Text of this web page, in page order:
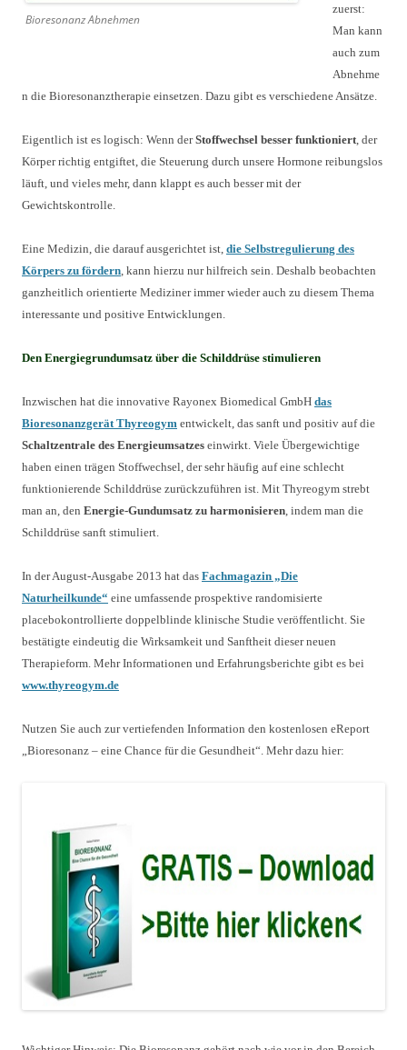
Bioresonanz Abnehmen
zuerst:
Man kann
auch zum
Abnehme
n die Bioresonanztherapie einsetzen. Dazu gibt es verschiedene Ansätze.
Eigentlich ist es logisch: Wenn derStoffwechsel besser funktioniert , der
Körper richtig entgiftet, die Steuerung durch unsere Hormone reibungslos
läuft, und vieles mehr, dann klappt es auch besser mit der
Gewichtskontrolle.
Eine Medizin, die darauf ausgerichtet ist, die Selbstregulierung des
Körpers zu fördern , kann hierzu nur hilfreich sein. Deshalb beobachten
ganzheitlich orientierte Mediziner immer wieder auch zu diesem Thema
interessante und positive Entwicklungen.
Den Energiegrundumsatz über die Schilddrüse stimulieren
Inzwischen hat die innovative Rayonex Biomedical GmbH das
Bioresonanzgerät Thyreogym entwickelt, das sanft und positiv auf die
Schaltzentrale des Energieumsatzes einwirkt. Viele Übergewichtige
haben einen trägen Stoffwechsel, der sehr häufig auf eine schlecht
funktionierende Schilddrüse zurückzuführen ist. Mit Thyreogym strebt
man an, den Energie-Gundumsatz zu harmonisieren , indem man die
Schilddrüse sanft stimuliert.
In der August-Ausgabe 2013 hat das Fachmagazin „Die
Naturheilkunde“ eine umfassende prospektive randomisierte
placebokontrollierte doppelblinde klinische Studie veröffentlicht. Sie
bestätigte eindeutig die Wirksamkeit und Sanftheit dieser neuen
Therapieform. Mehr Informationen und Erfahrungsberichte gibt es bei
www.thyreogym.de
Nutzen Sie auch zur vertiefenden Information den kostenlosen eReport
„Bioresonanz – eine Chance für die Gesundheit“. Mehr dazu hier: